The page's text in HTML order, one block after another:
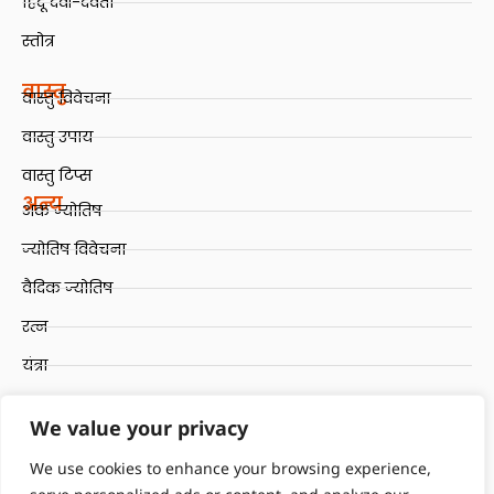
We value your privacy
We use cookies to enhance your browsing experience,
स्तोत्र
वास्तु
वास्तु विवेचना
वास्तु उपाय
वास्तु टिप्स
अन्य
अंक ज्योतिष
ज्योतिष विवेचना
वैदिक ज्योतिष
रत्न
यंत्रा
Terms and Conditions